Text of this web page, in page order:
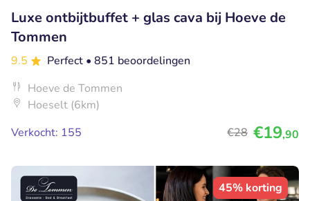
Luxe ontbijtbuffet + glas cava bij Hoeve de
Tommen
9.5 Perfect • 851 beoordelingen
Hoeve de Tommen
Hoeselt (6km)
Verkocht: 155
€28 €19,90
45% korting